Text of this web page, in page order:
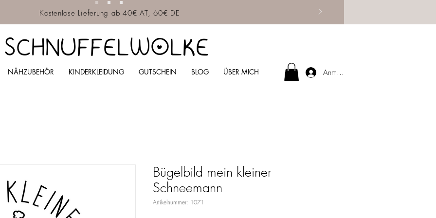
Kostenlose Lieferung ab 40€ AT, 60€ DE
SCHNUFFELWOLKE
NÄHZUBEHÖR KINDERKLEIDUNG GUTSCHEIN BLOG ÜBER MICH Anmelden
Bügelbild mein kleiner
Schneemann
Artikelnummer: 1071